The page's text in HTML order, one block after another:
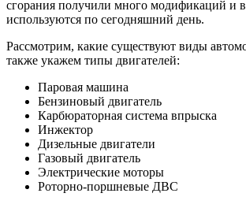
сгорания получили много модификаций и
используются по сегодняшний день.
Рассмотрим, какие существуют виды
также укажем типы двигателей:
Паровая машина
Бензиновый двигатель
Карбюраторная система впрыска
Инжектор
Дизельные двигатели
Газовый двигатель
Электрические моторы
Роторно-поршневые ДВС